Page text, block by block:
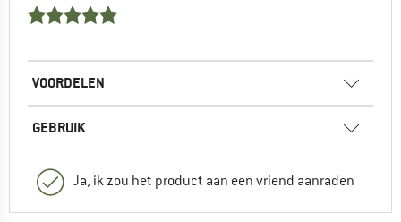
VOORDELEN
GEBRUIK
Ja, ik zou het product aan een vriend aanraden